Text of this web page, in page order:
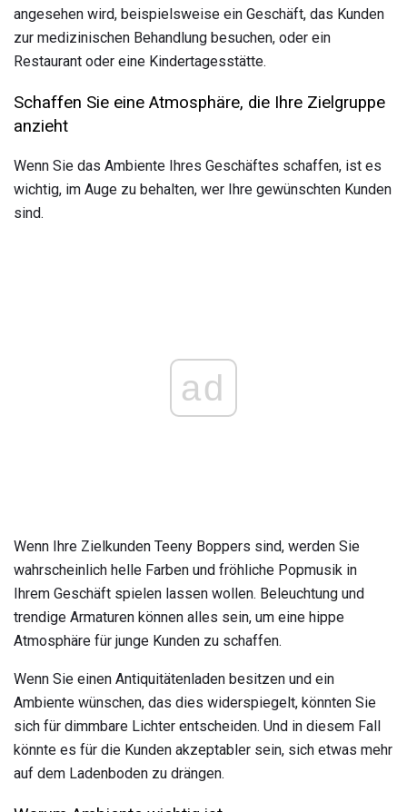
angesehen wird, beispielsweise ein Geschäft, das Kunden
zur medizinischen Behandlung besuchen, oder ein
Restaurant oder eine Kindertagesstätte.
Schaffen Sie eine Atmosphäre, die Ihre Zielgruppe
anzieht
Wenn Sie das Ambiente Ihres Geschäftes schaffen, ist es
wichtig, im Auge zu behalten, wer Ihre gewünschten Kunden
sind.
ad
Wenn Ihre Zielkunden Teeny Boppers sind, werden Sie
wahrscheinlich helle Farben und fröhliche Popmusik in
Ihrem Geschäft spielen lassen wollen. Beleuchtung und
trendige Armaturen können alles sein, um eine hippe
Atmosphäre für junge Kunden zu schaffen.
Wenn Sie einen Antiquitätenladen besitzen und ein
Ambiente wünschen, das dies widerspiegelt, könnten Sie
sich für dimmbare Lichter entscheiden. Und in diesem Fall
könnte es für die Kunden akzeptabler sein, sich etwas mehr
auf dem Ladenboden zu drängen.